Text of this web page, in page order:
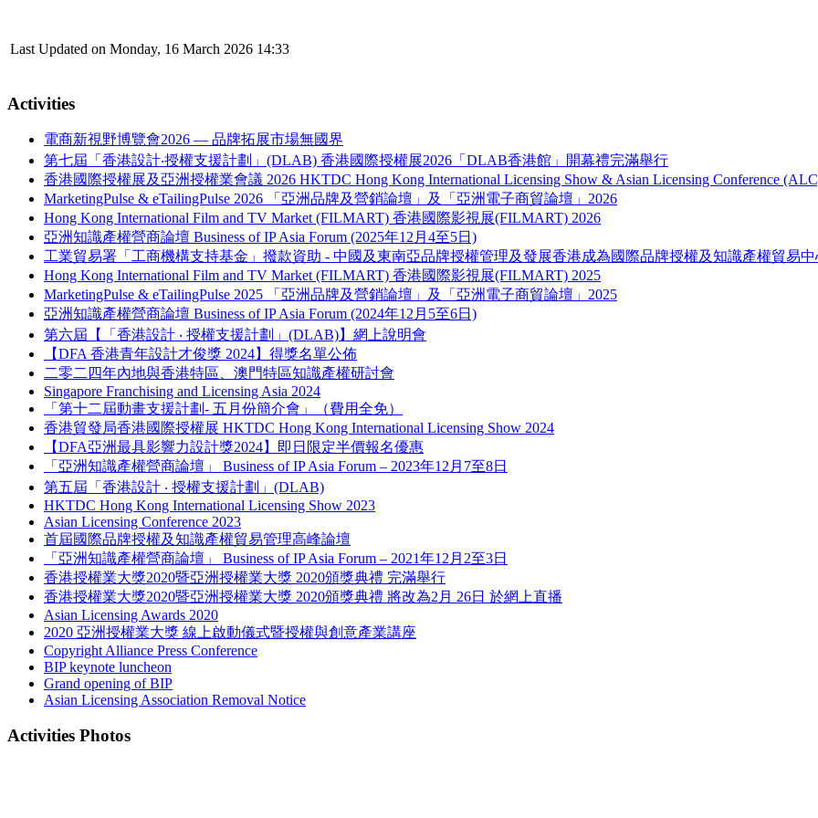
Last Updated on Monday, 16 March 2026 14:33
Activities
電商新視野博覽會2026 — 品牌拓展市場無國界
第七屆「香港設計‧授權支援計劃」(DLAB) 香港國際授權展2026「DLAB香港館」開幕禮完滿舉行
香港國際授權展及亞洲授權業會議 2026 HKTDC Hong Kong International Licensing Show & Asian Licensing Conference
MarketingPulse & eTailingPulse 2026 「亞洲品牌及營銷論壇」及「亞洲電子商貿論壇」2026
Hong Kong International Film and TV Market (FILMART) 香港國際影視展(FILMART) 2026
亞洲知識產權營商論壇 Business of IP Asia Forum (2025年12月4至5日)
工業貿易署「工商機構支持基金」撥款資助 - 中國及東南亞品牌授權管理及發展香港成為國際品牌授權及知識產權貿易
Hong Kong International Film and TV Market (FILMART) 香港國際影視展(FILMART) 2025
MarketingPulse & eTailingPulse 2025 「亞洲品牌及營銷論壇」及「亞洲電子商貿論壇」2025
亞洲知識產權營商論壇 Business of IP Asia Forum (2024年12月5至6日)
第六屆【「香港設計 ‧ 授權支援計劃」(DLAB)】網上說明會
【DFA 香港青年設計才俊獎 2024】得獎名單公佈
二零二四年內地與香港特區、澳門特區知識產權研討會
Singapore Franchising and Licensing Asia 2024
「第十二屆動畫支援計劃- 五月份簡介會」（費用全免）
香港貿發局香港國際授權展 HKTDC Hong Kong International Licensing Show 2024
【DFA亞洲最具影響力設計獎2024】即日限定半價報名優惠
「亞洲知識產權營商論壇」 Business of IP Asia Forum – 2023年12月7至8日
第五屆「香港設計 ‧ 授權支援計劃」(DLAB)
HKTDC Hong Kong International Licensing Show 2023
Asian Licensing Conference 2023
首屆國際品牌授權及知識產權貿易管理高峰論壇
「亞洲知識產權營商論壇」 Business of IP Asia Forum – 2021年12月2至3日
香港授權業大獎2020暨亞洲授權業大獎 2020頒獎典禮 完滿舉行
香港授權業大獎2020暨亞洲授權業大獎 2020頒獎典禮 將改為2月 26日 於網上直播
Asian Licensing Awards 2020
2020 亞洲授權業大獎 線上啟動儀式暨授權與創意產業講座
Copyright Alliance Press Conference
BIP keynote luncheon
Grand opening of BIP
Asian Licensing Association Removal Notice
Activities Photos